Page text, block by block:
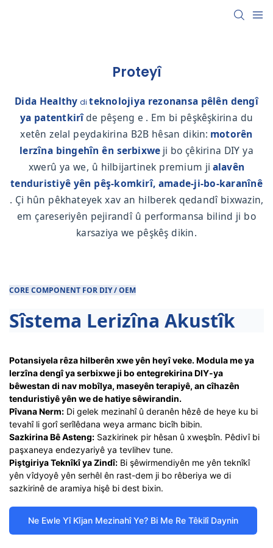
Proteyî
Dida Healthy diteknolojiya rezonansa pêlên dengî
ya patentkirîde pêşeng e . Em bi pêşkêşkirina du
xetên zelal peydakirina B2B hêsan dikin: motorên
lerzîna bingehîn ên serbixwe ji bo çêkirina DIY ya
xwerû ya we, û hilbijartinek premium ji alavên
tenduristiyê yên pêş-komkirî, amade-ji-bo-karanînê
. Çi hûn pêkhateyek xav an hilberek qedandî bixwazin,
em çareseriyên pejirandî û performansa bilind ji bo
karsaziya we pêşkêş dikin.
CORE COMPONENT FOR DIY / OEM
Sîstema Lerizîna Akustîk
Potansiyela rêza hilberên xwe yên heyî veke. Modula me ya
lerzîna dengî ya serbixwe ji bo entegrekirina DIY-ya
bêwestan di nav mobîlya, maseyên terapiyê, an cîhazên
tenduristiyê yên we de hatiye sêwirandin.
Pîvana Nerm: Di gelek mezinahî û deranên hêzê de heye ku bi
tevahî li gorî serîlêdana weya armanc bicîh bibin.
Sazkirina Bê Asteng: Sazkirinek pir hêsan û xweşbîn. Pêdivî bi
paşxaneya endezyariyê ya tevlihev tune.
Piştgiriya Teknîkî ya Zindî: Bi şêwirmendiyên me yên teknîkî
yên vîdyoyê yên serhêl ên rast-dem ji bo rêberiya we di
sazkirinê de aramiya hişê bi dest bixin.
Ne Ewle Yî Kîjan Mezinahî Ye? Bi Me Re Têkilî Daynin